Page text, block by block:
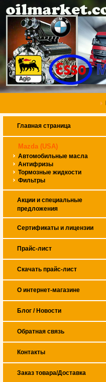
Главная страница
Mazda (USA)
Автомобильные масла
Антифризы
Тормозные жидкости
Фильтры
Акции и специальные
предложения
Сертификаты и лицензии
Прайс-лист
Скачать прайс-лист
О интернет-магазине
Блог / Новости
Обратная связь
Контакты
Заказ товара/Доставка